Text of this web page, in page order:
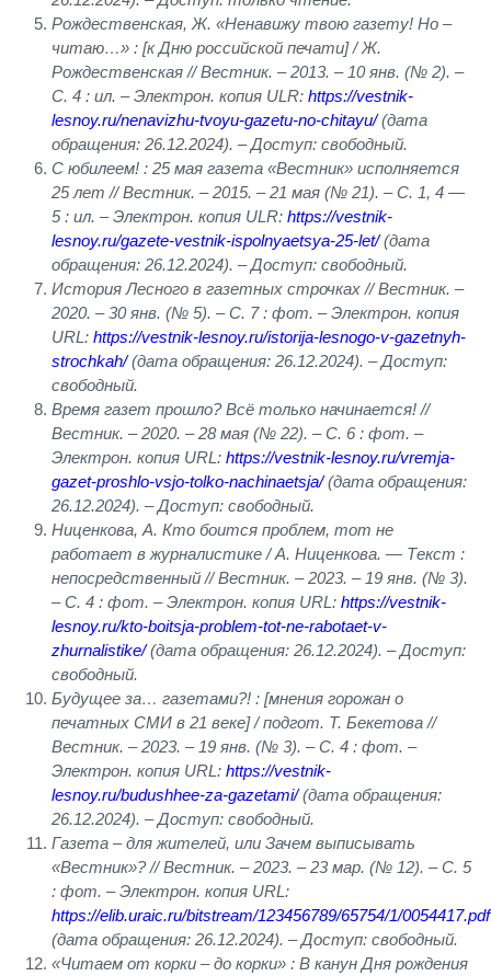
Рождественская, Ж. «Ненавижу твою газету! Но –
читаю…» : [к Дню российской печати] / Ж.
Рождественская // Вестник. – 2013. – 10 янв. (№ 2). –
С. 4 : ил. – Электрон. копия ULR: https://vestnik-
lesnoy.ru/nenavizhu-tvoyu-gazetu-no-chitayu/(дата
обращения: 26.12.2024). – Доступ: свободный.
С юбилеем! : 25 мая газета «Вестник» исполняется
25 лет // Вестник. – 2015. – 21 мая (№ 21). – С. 1, 4 —
5 : ил. – Электрон. копия ULR: https://vestnik-
lesnoy.ru/gazete-vestnik-ispolnyaetsya-25-let/(дата
обращения: 26.12.2024). – Доступ: свободный.
История Лесного в газетных строчках // Вестник. –
2020. – 30 янв. (№ 5). – С. 7 : фот. – Электрон. копия
URL: https://vestnik-lesnoy.ru/istorija-lesnogo-v-gazetnyh-
strochkah/(дата обращения: 26.12.2024). – Доступ:
свободный.
Время газет прошло? Всё только начинается! //
Вестник. – 2020. – 28 мая (№ 22). – С. 6 : фот. –
Электрон. копия URL: https://vestnik-lesnoy.ru/vremja-
gazet-proshlo-vsjo-tolko-nachinaetsja/(дата обращения:
26.12.2024). – Доступ: свободный.
Ниценкова, А. Кто боится проблем, тот не
работает в журналистике / А. Ниценкова. — Текст :
непосредственный // Вестник. – 2023. – 19 янв. (№ 3).
– С. 4 : фот. – Электрон. копия URL: https://vestnik-
lesnoy.ru/kto-boitsja-problem-tot-ne-rabotaet-v-
zhurnalistike/(дата обращения: 26.12.2024). – Доступ:
свободный.
Будущее за… газетами?! : [мнения горожан о
печатных СМИ в 21 веке] / подгот. Т. Бекетова //
Вестник. – 2023. – 19 янв. (№ 3). – С. 4 : фот. –
Электрон. копия URL: https://vestnik-
lesnoy.ru/budushhee-za-gazetami/(дата обращения:
26.12.2024). – Доступ: свободный.
Газета – для жителей, или Зачем выписывать
«Вестник»? // Вестник. – 2023. – 23 мар. (№ 12). – С. 5
: фот. – Электрон. копия URL:
https://elib.uraic.ru/bitstream/123456789/65754/1/0054417.pdf
(дата обращения: 26.12.2024). – Доступ: свободный.
«Читаем от корки – до корки» : В канун Дня рождения